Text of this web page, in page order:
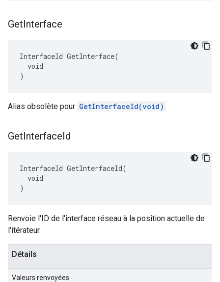
GetInterface
InterfaceId GetInterface(
  void
)
Alias obsolète pour GetInterfaceId(void)
GetInterfaceId
InterfaceId GetInterfaceId(
  void
)
Renvoie l'ID de l'interface réseau à la position actuelle de
l'itérateur.
Détails
Valeurs renvoyées